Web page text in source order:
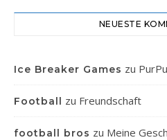
NEUESTE
Ice Breaker Games zu
Football zu Freundschaft
football bros zu Meine